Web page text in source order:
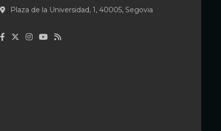
Plaza de la Universidad, 1, 40005, Segovia